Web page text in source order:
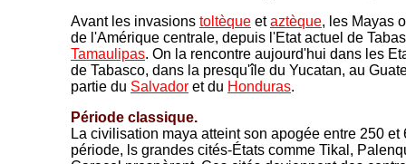
Avant les invasions toltèque etaztèque, les Mayas
de l'Amérique centrale, depuis l'Etat actuel de
Tamaulipas. On la rencontre aujourd'hui dans les
de Tabasco, dans la presqu'île du Yucatan, au
partie du Salvador et du Honduras.
Période classique.
La civilisation maya atteint son apogée entre 250
période, ls grandes cités-États comme Tikal,